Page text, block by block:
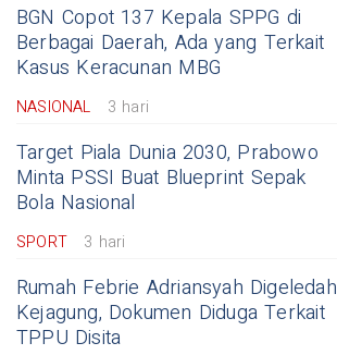
BGN Copot 137 Kepala SPPG di
Berbagai Daerah, Ada yang Terkait
Kasus Keracunan MBG
NASIONAL 3 hari
Target Piala Dunia 2030, Prabowo
Minta PSSI Buat Blueprint Sepak
Bola Nasional
SPORT 3 hari
Rumah Febrie Adriansyah Digeledah
Kejagung, Dokumen Diduga Terkait
TPPU Disita